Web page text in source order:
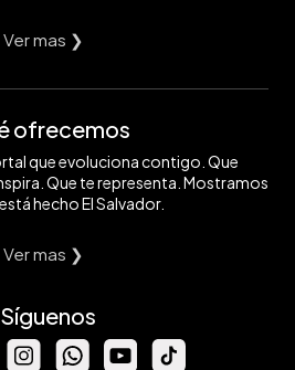
Ver mas ❯
ofrecemos
que evoluciona contigo. Que
Que te representa. Mostramos
hecho El Salvador.
Ver mas ❯
Síguenos